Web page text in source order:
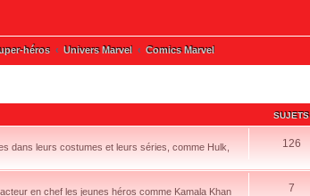
héros Univers Marvel Comics Marvel
SUJETS
dans leurs costumes et leurs séries, comme Hulk,
126
en chef les jeunes héros comme Kamala Khan
7